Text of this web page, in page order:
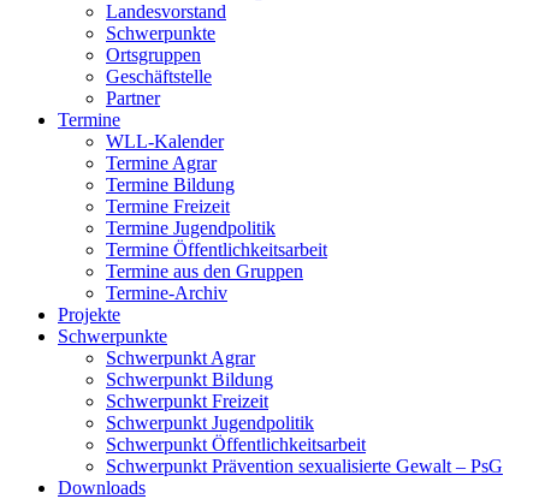
Landesvorstand
Schwerpunkte
Ortsgruppen
Geschäftstelle
Partner
Termine
WLL-Kalender
Termine Agrar
Termine Bildung
Termine Freizeit
Termine Jugendpolitik
Termine Öffentlichkeitsarbeit
Termine aus den Gruppen
Termine-Archiv
Projekte
Schwerpunkte
Schwerpunkt Agrar
Schwerpunkt Bildung
Schwerpunkt Freizeit
Schwerpunkt Jugendpolitik
Schwerpunkt Öffentlichkeitsarbeit
Schwerpunkt Prävention sexualisierte Gewalt – PsG
Downloads